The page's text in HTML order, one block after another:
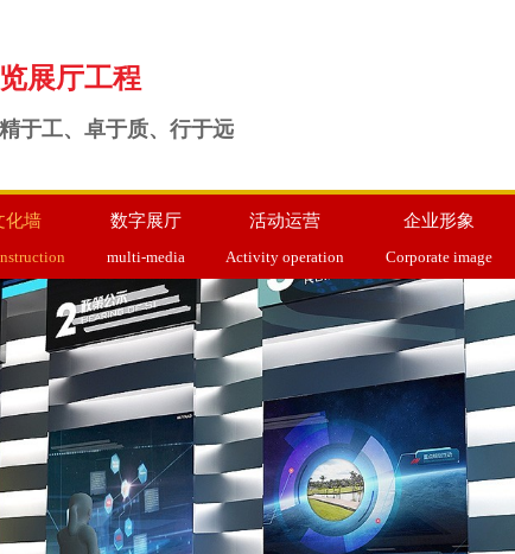
展厅工程
于工、卓于质、行于远
化墙 数字展厅
multi-media
活动运营
Activity operation
企业形象
Corporate image